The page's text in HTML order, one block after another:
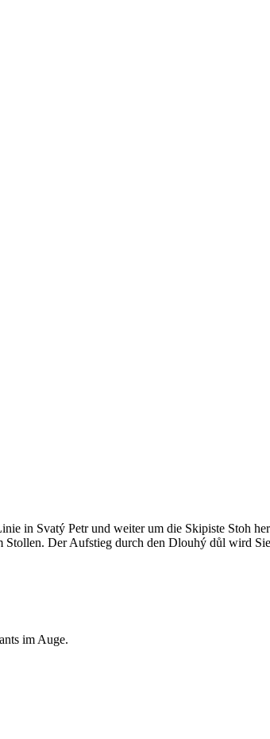
in Svatý Petr und weiter um die Skipiste Stoh
Stollen. Der Aufstieg durch den Dlouhý důl wird
im Auge.